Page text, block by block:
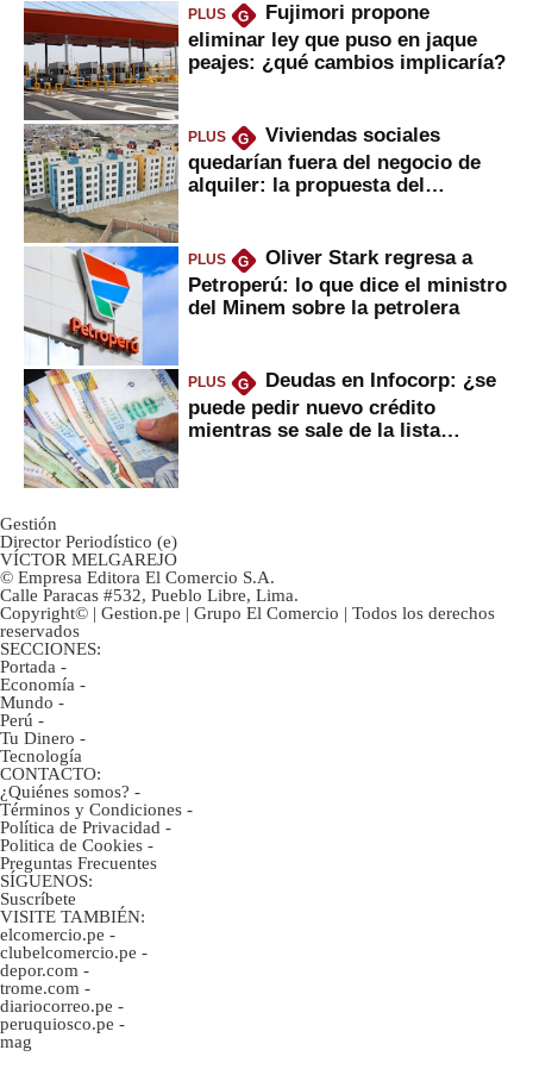
PLUS G
Fujimori propone
eliminar ley que puso en jaque
peajes: ¿qué cambios implicaría?
PLUS G
Viviendas sociales
quedarían fuera del negocio de
alquiler: la propuesta del
PLUS G
Oliver Stark regresa a
Petroperú: lo que dice el ministro
del Minem sobre la petrolera
PLUS G
Deudas en Infocorp: ¿se
puede pedir nuevo crédito
mientras se sale de la lista
Gestión
Director Periodístico (e)
VÍCTOR MELGAREJO
© Empresa Editora El Comercio S.A.
Calle Paracas #532, Pueblo Libre, Lima.
Copyright© | Gestion.pe | Grupo El Comercio | Todos los derechos
reservados
SECCIONES:
Portada -
Economía -
Mundo -
Perú -
Tu Dinero -
Tecnología
CONTACTO:
¿Quiénes somos? -
Términos y Condiciones -
Política de Privacidad -
Politica de Cookies -
Preguntas Frecuentes
SÍGUENOS:
Suscríbete
VISITE TAMBIÉN:
elcomercio.pe -
clubelcomercio.pe -
depor.com -
trome.com -
diariocorreo.pe -
peruquiosco.pe -
mag